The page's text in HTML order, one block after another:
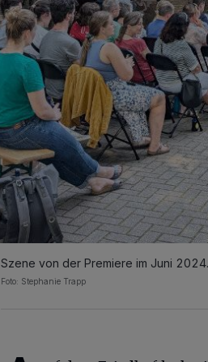
Szene von der Premiere im Juni 2024.
Foto: Stephanie Trapp